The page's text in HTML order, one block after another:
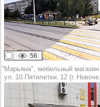
56
"Марьяна", мебельный магазин
ул. 10 Пятилетки, 12 (г. Новочебоксарск)